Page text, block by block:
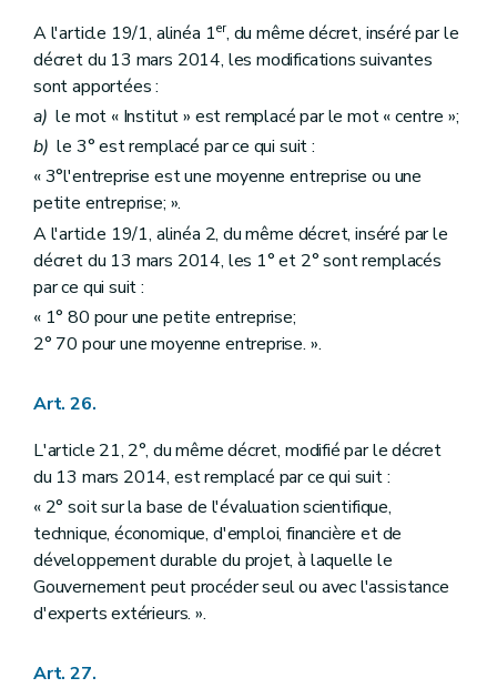
A l'article 19/1, alinéa 1er, du même décret, inséré par le
décret du 13 mars 2014, les modifications suivantes
sont apportées :
a) le mot « Institut » est remplacé par le mot « centre »;
b) le 3° est remplacé par ce qui suit :
« 3°l'entreprise est une moyenne entreprise ou une
petite entreprise; ».
A l'article 19/1, alinéa 2, du même décret, inséré par le
décret du 13 mars 2014, les 1° et 2° sont remplacés
par ce qui suit :
« 1° 80 pour une petite entreprise;
2° 70 pour une moyenne entreprise. ».
Art. 26.
L'article 21, 2°, du même décret, modifié par le décret
du 13 mars 2014, est remplacé par ce qui suit :
« 2° soit sur la base de l'évaluation scientifique,
technique, économique, d'emploi, financière et de
développement durable du projet, à laquelle le
Gouvernement peut procéder seul ou avec l'assistance
d'experts extérieurs. ».
Art. 27.